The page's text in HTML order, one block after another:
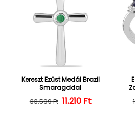
Kereszt Ezüst Medál Brazil
Smaragddal
Normál ár
33.599 Ft Kedvezményes ár
11.210 Ft